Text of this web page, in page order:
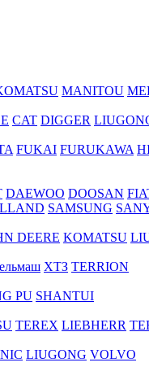
MANITOU
CAT DIGGER
FUKAI FURUKAWA
DAEWOO DOOSAN
SAMSUNG
DEERE KOMATSU
ХТЗ TERRION
PU SHANTUI
TEREX LIEBHERR
LIUGONG VOLVO